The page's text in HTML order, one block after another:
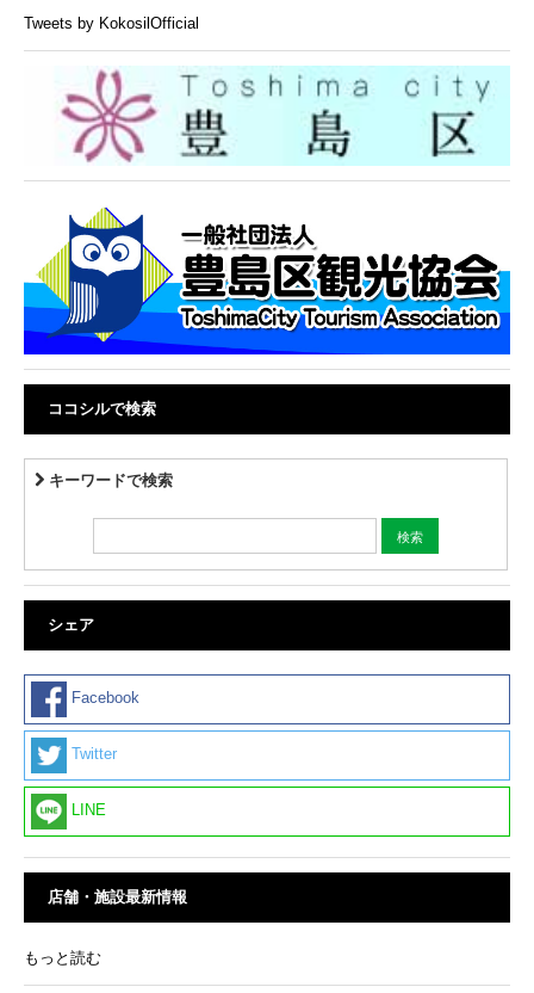
Tweets by KokosilOfficial
ココシルで検索
キーワードで検索
シェア
Facebook
Twitter
LINE
店舗・施設最新情報
もっと読む